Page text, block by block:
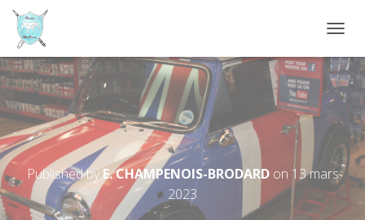
É
P
L
E
A
N
A
Voyage à Londres Mars 2014- 4A
et 4C
Published byE. CHAMPENOIS-BRODARDon 13 mars
2023